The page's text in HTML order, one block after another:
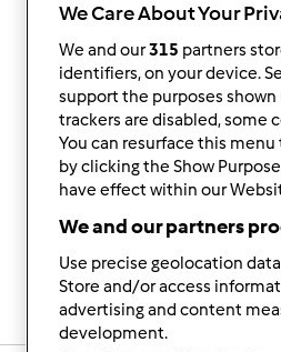
Lun, 02/23/2015 - 10:58
Ciao a tutte, ho il TM5
entusiasta di prima!!!!
We Care About Your
We and our315 partners
identifiers, on your device.
support the purposes
trackers are disabled, some
You can resurface this
by clicking the Show
have effect within our
We and our partners
Use precise geolocation
Store and/or access
advertising and content
development.